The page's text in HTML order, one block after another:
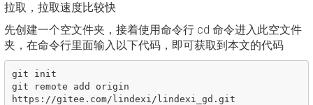
拉取，拉取速度比较快
先创建一个空文件夹，接着使用命令行 cd 命令进入此空文件
夹，在命令行里面输入以下代码，即可获取到本文的代码
git init
git remote add origin
https://gitee.com/lindexi/lindexi_gd.git